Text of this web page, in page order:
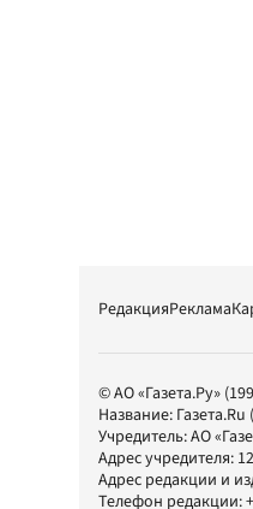
РедакцияРеклама
© АО «Газета.Ру»
Название: Газета.Ru
Учредитель:АО
Адрес учредителя:
Адрес редакции и
Телефон редакции: